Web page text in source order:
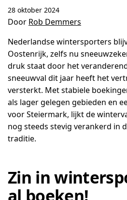
28 oktober 2024
Door Rob Demmers
Nederlandse wintersporters
Oostenrijk, zelfs nu
druk staat door het
sneeuwval dit jaar heeft het
versterkt. Met stabiele
als lager gelegen gebieden en
voor Steiermark, lijkt de
nog steeds stevig verankerd in
traditie.
Zin in